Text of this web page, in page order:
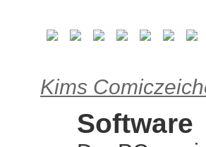
Kims
Software